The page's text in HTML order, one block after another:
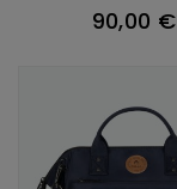
90,00 €